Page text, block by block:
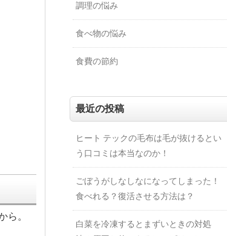
ら。
調理の悩み
食べ物の悩み
食費の節約
最近の投稿
ヒート テックの毛布は毛が抜けるとい
う口コミは本当なのか！
ごぼうがしなしなになってしまった！
食べれる？復活させる方法は？
白菜を冷凍するとまずいときの対処